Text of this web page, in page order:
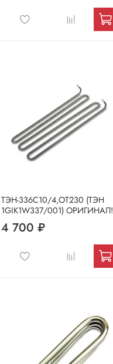
ТЭН-336С10/4,ОТ230 (ТЭН
1GIK1W337/001) ОРИГИНАЛ!
4 700 ₽